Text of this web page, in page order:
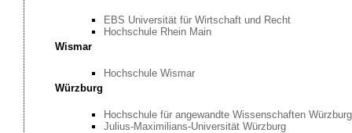
EBS Universität für Wirtschaft und Recht
Hochschule Rhein Main
Wismar
Hochschule Wismar
Würzburg
Hochschule für angewandte Wissenschaften
Julius-Maximilians-Universität Würzburg